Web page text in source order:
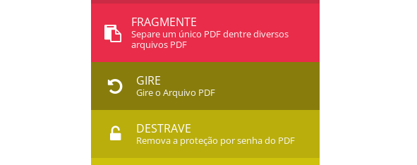
FRAGMENTE
Separe um único PDF dentre diversos
arquivos PDF
GIRE
Gire o Arquivo PDF
DESTRAVE
Remova a proteção por senha do PDF